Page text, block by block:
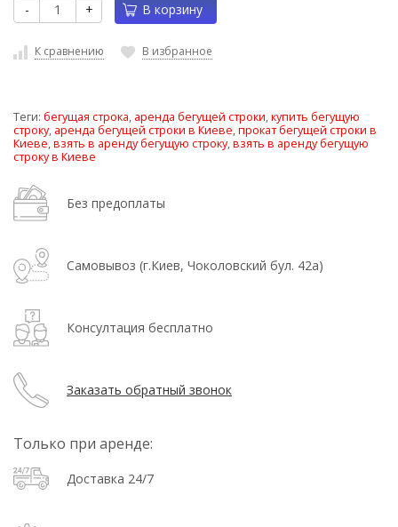
- + В корзину
К сравнению В избранное
Теги: бегущая строка, аренда бегущей строки,купить бегущую
строку, аренда бегущей строки в Киеве,прокат бегущей строки в
Киеве,взять в аренду бегущую строку,взять в аренду бегущую
строку в Киеве
Без предоплаты
Самовывоз (г.Киев, Чоколовский бул. 42а)
Консултация бесплатно
Заказать обратный звонок
Только при аренде:
Доставка 24/7